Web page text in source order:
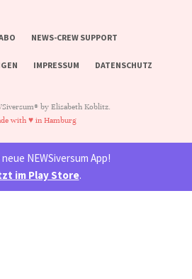
NEWS-CREW SUPPORT
IMPRESSUM DATENSCHUTZ
by Elisabeth Koblitz.
with ♥ in Hamburg
NEWSiversum App!
im Play Store.